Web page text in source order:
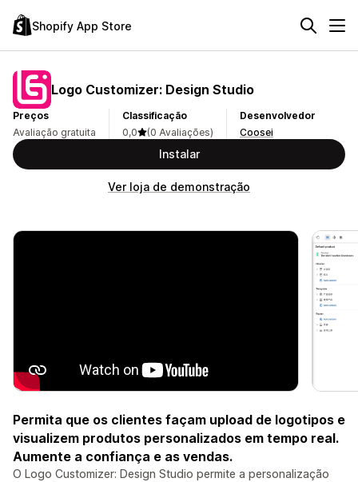
Shopify App Store
Logo Customizer: Design Studio
Preços
Avaliação gratuita
Classificação
0,0
(0 Avaliações)
Desenvolvedor
Coosei
Instalar
Ver loja de demonstração
Permita que os clientes façam upload de logotipos e
visualizem produtos personalizados em tempo real.
Aumente a confiança e as vendas.
O Logo Customizer: Design Studio permite a personalização